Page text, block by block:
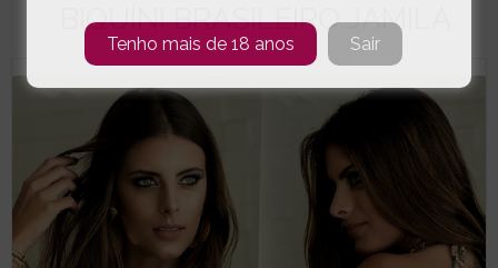
BIQUÍNI BRASILEIRO JAMILA
Tenho mais de 18 anos Sair